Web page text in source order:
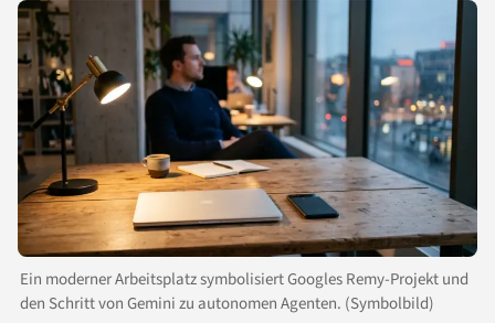
Ein moderner Arbeitsplatz symbolisiert Googles Remy-Projekt und
den Schritt von Gemini zu autonomen Agenten. (Symbolbild)